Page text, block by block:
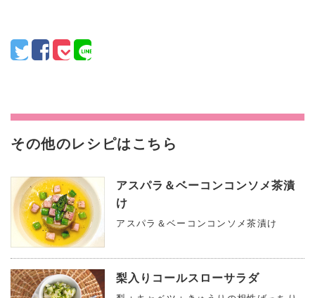
その他のレシピはこちら
アスパラ＆ベーコンコンソメ茶漬
け
アスパラ＆ベーコンコンソメ茶漬け
梨入りコールスローサラダ